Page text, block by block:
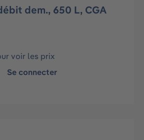
dem., 650 L, CGA
voir les prix
Se connecter